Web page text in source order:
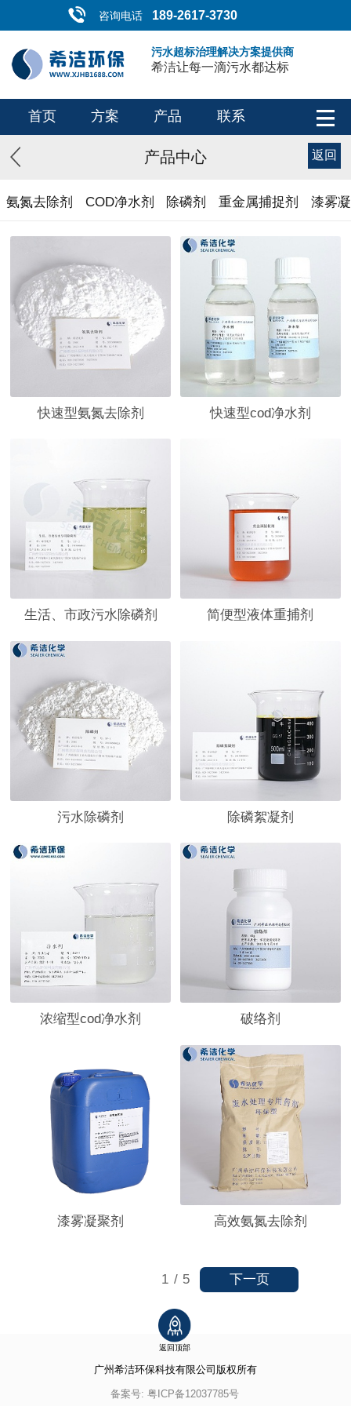
咨询电话 189-2617-3730
污水超标治理解决方案提供商
希洁让每一滴污水都达标
首页 方案 产品 联系
产品中心 返回
氨氮去除剂 COD净水剂 除磷剂 重金属捕捉剂 漆雾
快速型氨氮去除剂 快速型cod净水剂
生活、市政污水除磷剂 简便型液体重捕剂
污水除磷剂 除磷絮凝剂
浓缩型cod净水剂 破络剂
漆雾凝聚剂 高效氨氮去除剂
1 / 5 下一页
返回顶部
广州希洁环保科技有限公司 版权所有
备案号: 粤ICP备12037785号